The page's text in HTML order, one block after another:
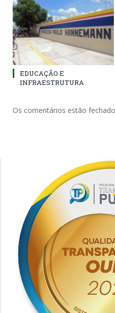
EDUCAÇÃO E
INFRAESTRUTURA
Os comentários estão